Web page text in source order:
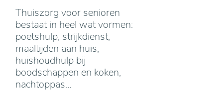
Thuiszorg voor senioren
bestaat in heel wat vormen:
poetshulp, strijkdienst,
maaltijden aan huis,
huishoudhulp bij
boodschappen en koken,
nachtoppas…